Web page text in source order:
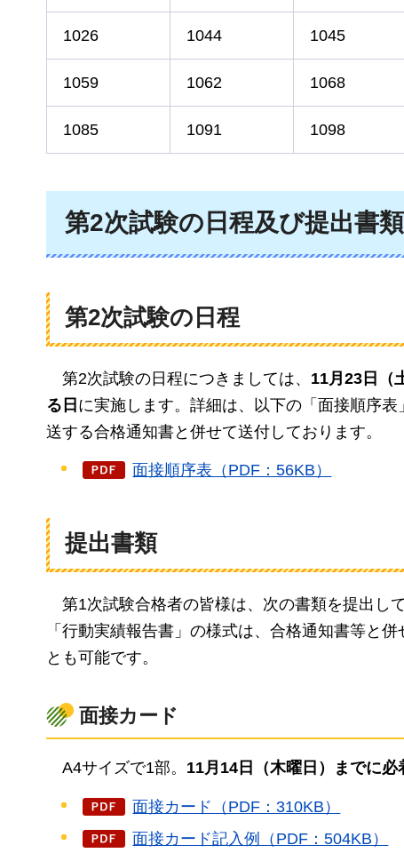
1026 1044 1045
1059 1062 1068
1085 1091 1098
第2次試験の日程及び提出書
第2次試験の日程
第2次試験の日程につきましては、 11月23日（
る日 に実施します。詳細は、以下の「面接順序
送する合格通知書と併せて送付しております。
面接順序表（PDF：56KB）
提出書類
第1次試験合格者の皆様は、次の書類を提出し
「行動実績報告書」の様式は、合格通知書等と
とも可能です。
面接カード
A4サイズで1部。 11月14日（木曜日）までに必
面接カード（PDF：310KB）
面接カード記入例（PDF：504KB）